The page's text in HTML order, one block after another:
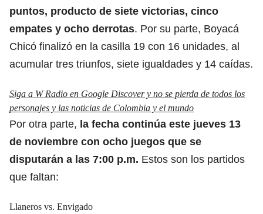
puntos, producto de siete victorias, cinco
empates y ocho derrotas. Por su parte, Boyacá
Chicó finalizó en la casilla 19 con 16 unidades, al
acumular tres triunfos, siete igualdades y 14 caídas.
Siga a W Radio en Google Discover y no se pierda de todos los
personajes y las noticias de Colombia y el mundo
Por otra parte, la fecha continúa este jueves 13
de noviembre con ocho juegos que se
disputarán a las 7:00 p.m. Estos son los partidos
que faltan:
Llaneros vs. Envigado